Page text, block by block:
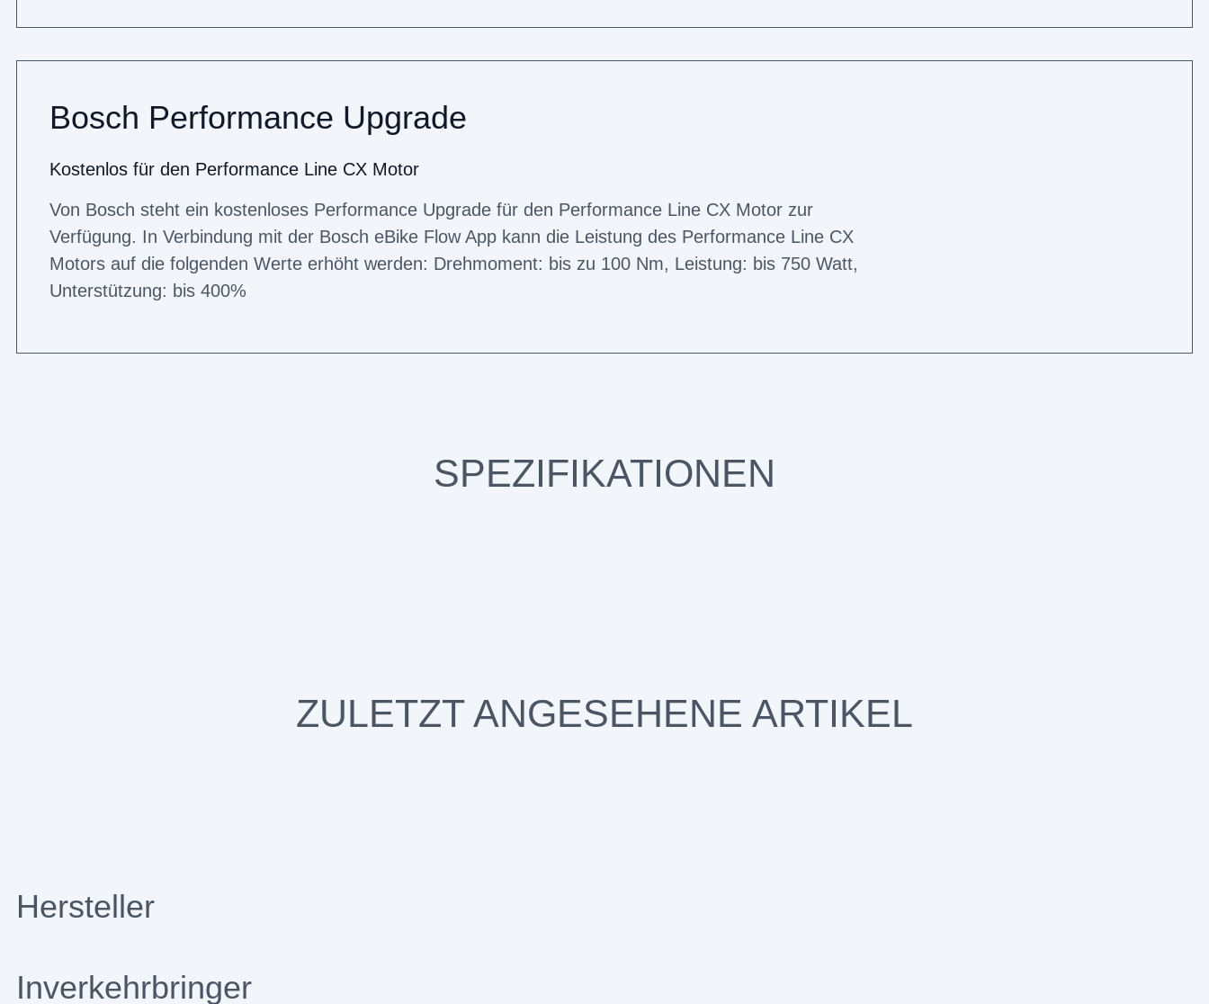
Bosch Performance Upgrade
Kostenlos für den Performance Line CX Motor
Von Bosch steht ein kostenloses Performance Upgrade für den Performance Line CX Motor zur
Verfügung. In Verbindung mit der Bosch eBike Flow App kann die Leistung des Performance Line CX
Motors auf die folgenden Werte erhöht werden: Drehmoment: bis zu 100 Nm, Leistung: bis 750 Watt,
Unterstützung: bis 400%
SPEZIFIKATIONEN
ZULETZT ANGESEHENE ARTIKEL
Hersteller
Inverkehrbringer